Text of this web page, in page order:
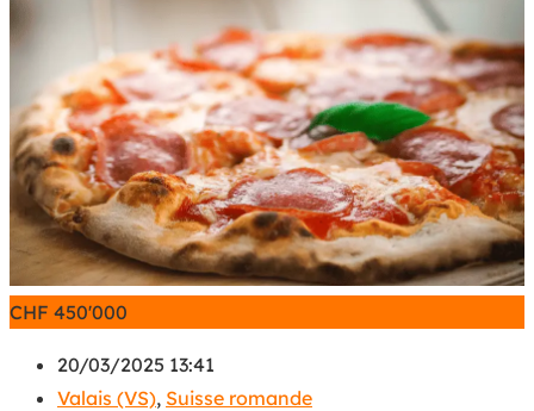
CHF 450'000
20/03/2025 13:41
Valais (VS), Suisse romande